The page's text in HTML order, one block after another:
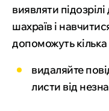
виявляти
шахраїв і
допоможуть
видаляйте
листи від